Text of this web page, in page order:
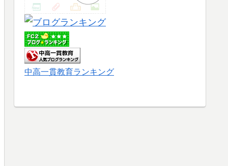
中高一貫教育ランキング